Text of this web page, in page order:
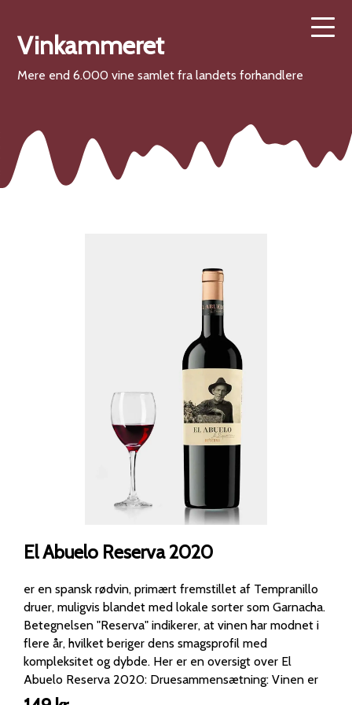
Vinkammeret
Mere end 6.000 vine samlet fra landets forhandlere
El Abuelo Reserva 2020
er en spansk rødvin, primært fremstillet af Tempranillo
druer, muligvis blandet med lokale sorter som Garnacha.
Betegnelsen "Reserva" indikerer, at vinen har modnet i
flere år, hvilket beriger dens smagsprofil med
kompleksitet og dybde. Her er en oversigt over El
Abuelo Reserva 2020: Druesammensætning: Vinen er
hovedsageligt baseret på Tempranillo, en druesort